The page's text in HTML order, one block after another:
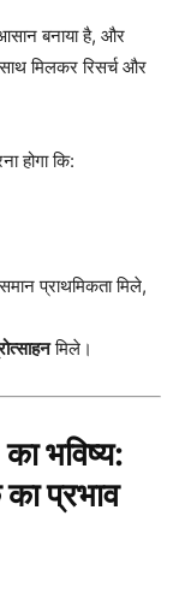
बनाया है, और
मिलकर रिसर्च और
होगा कि:
प्राथमिकता मिले,
मिले।
भविष्य:
प्रभाव